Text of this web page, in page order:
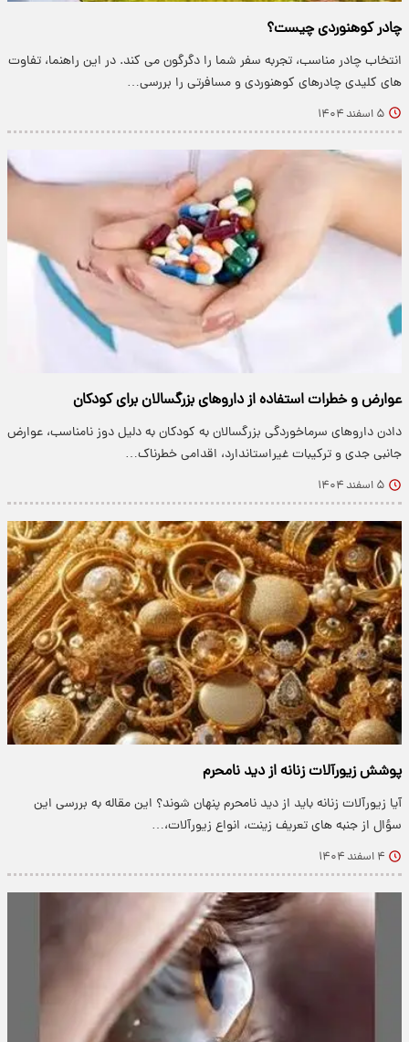
چادر کوهنوردی چیست؟
انتخاب چادر مناسب، تجربه سفر شما را دگرگون می کند. در این راهنما، تفاوت
های کلیدی چادرهای کوهنوردی و مسافرتی را بررسی…
۵ اسفند ۱۴۰۴
عوارض و خطرات استفاده از داروهای بزرگسالان برای کودکان
دادن داروهای سرماخوردگی بزرگسالان به کودکان به دلیل دوز نامناسب، عوارض
جانبی جدی و ترکیبات غیراستاندارد، اقدامی خطرناک…
۵ اسفند ۱۴۰۴
پوشش زیورآلات زنانه از دید نامحرم
آیا زیورآلات زنانه باید از دید نامحرم پنهان شوند؟ این مقاله به بررسی این
سؤال از جنبه های تعریف زینت، انواع زیورآلات،…
۴ اسفند ۱۴۰۴